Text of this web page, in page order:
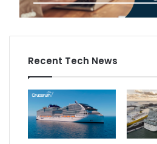
Recent Tech News